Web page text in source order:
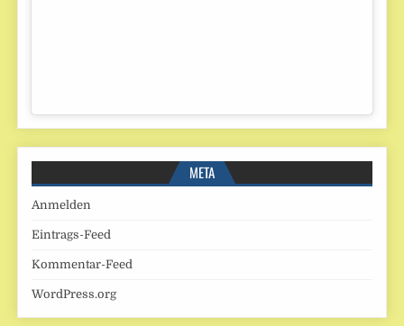
META
Anmelden
Eintrags-Feed
Kommentar-Feed
WordPress.org